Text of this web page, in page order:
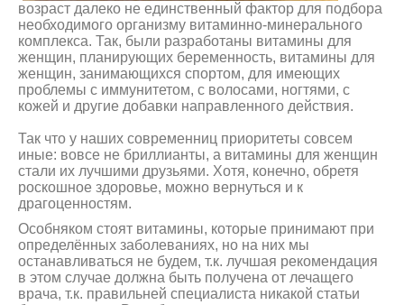
возраст далеко не единственный фактор для подбора
необходимого организму витаминно-минерального
комплекса. Так, были разработаны витамины для
женщин, планирующих беременность, витамины для
женщин, занимающихся спортом, для имеющих
проблемы с иммунитетом, с волосами, ногтями, с
кожей и другие добавки направленного действия.
Так что у наших современниц приоритеты совсем
иные: вовсе не бриллианты, а витамины для женщин
стали их лучшими друзьями. Хотя, конечно, обретя
роскошное здоровье, можно вернуться и к
драгоценностям.
Особняком стоят витамины, которые принимают при
определённых заболеваниях, но на них мы
останавливаться не будем, т.к. лучшая рекомендация
в этом случае должна быть получена от лечащего
врача, т.к. правильней специалиста никакой статьи